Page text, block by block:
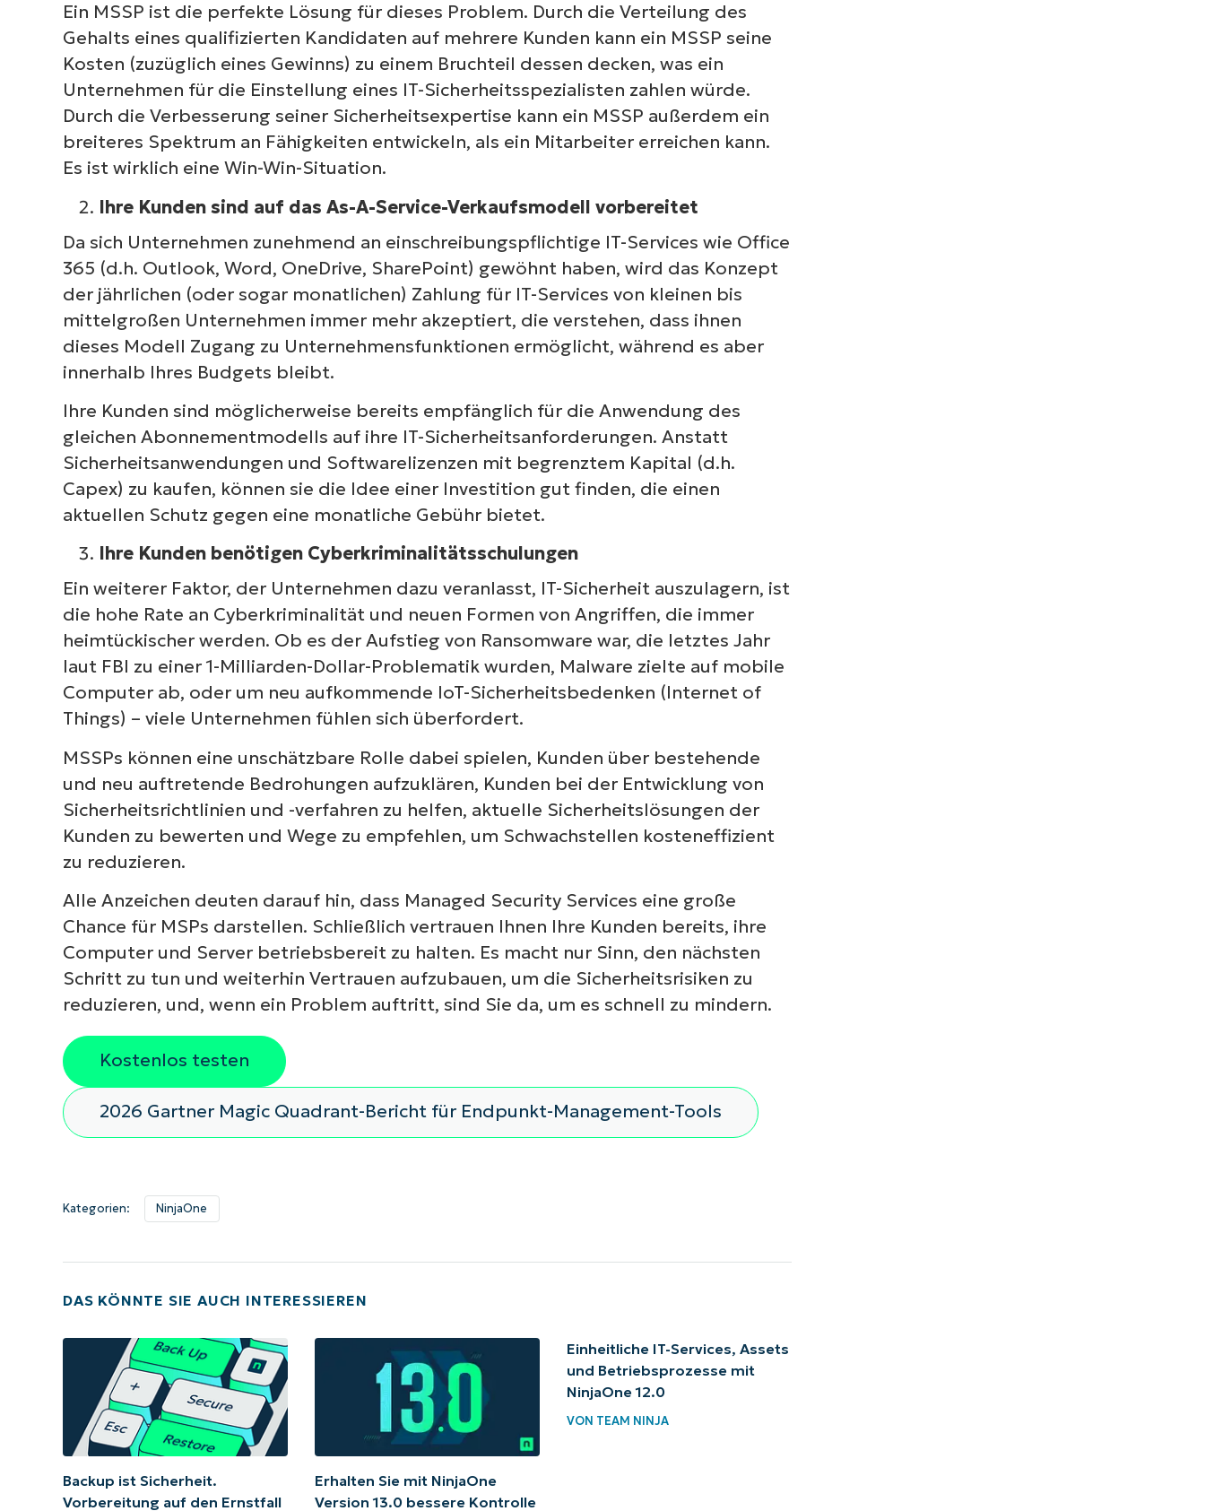
Ein MSSP ist die perfekte Lösung für dieses Problem. Durch die Verteilung des
Gehalts eines qualifizierten Kandidaten auf mehrere Kunden kann ein MSSP seine
Kosten (zuzüglich eines Gewinns) zu einem Bruchteil dessen decken, was ein
Unternehmen für die Einstellung eines IT-Sicherheitsspezialisten zahlen würde.
Durch die Verbesserung seiner Sicherheitsexpertise kann ein MSSP außerdem ein
breiteres Spektrum an Fähigkeiten entwickeln, als ein Mitarbeiter erreichen kann.
Es ist wirklich eine Win-Win-Situation.
Ihre Kunden sind auf das As-A-Service-Verkaufsmodell vorbereitet
Da sich Unternehmen zunehmend an einschreibungspflichtige IT-Services wie Office
365 (d.h. Outlook, Word, OneDrive, SharePoint) gewöhnt haben, wird das Konzept
der jährlichen (oder sogar monatlichen) Zahlung für IT-Services von kleinen bis
mittelgroßen Unternehmen immer mehr akzeptiert, die verstehen, dass ihnen
dieses Modell Zugang zu Unternehmensfunktionen ermöglicht, während es aber
innerhalb Ihres Budgets bleibt.
Ihre Kunden sind möglicherweise bereits empfänglich für die Anwendung des
gleichen Abonnementmodells auf ihre IT-Sicherheitsanforderungen. Anstatt
Sicherheitsanwendungen und Softwarelizenzen mit begrenztem Kapital (d.h.
Capex) zu kaufen, können sie die Idee einer Investition gut finden, die einen
aktuellen Schutz gegen eine monatliche Gebühr bietet.
Ihre Kunden benötigen Cyberkriminalitätsschulungen
Ein weiterer Faktor, der Unternehmen dazu veranlasst, IT-Sicherheit auszulagern, ist
die hohe Rate an Cyberkriminalität und neuen Formen von Angriffen, die immer
heimtückischer werden. Ob es der Aufstieg von Ransomware war, die letztes Jahr
laut FBI zu einer 1-Milliarden-Dollar-Problematik wurden, Malware zielte auf mobile
Computer ab, oder um neu aufkommende IoT-Sicherheitsbedenken (Internet of
Things) – viele Unternehmen fühlen sich überfordert.
MSSPs können eine unschätzbare Rolle dabei spielen, Kunden über bestehende
und neu auftretende Bedrohungen aufzuklären, Kunden bei der Entwicklung von
Sicherheitsrichtlinien und -verfahren zu helfen, aktuelle Sicherheitslösungen der
Kunden zu bewerten und Wege zu empfehlen, um Schwachstellen kosteneffizient
zu reduzieren.
Alle Anzeichen deuten darauf hin, dass Managed Security Services eine große
Chance für MSPs darstellen. Schließlich vertrauen Ihnen Ihre Kunden bereits, ihre
Computer und Server betriebsbereit zu halten. Es macht nur Sinn, den nächsten
Schritt zu tun und weiterhin Vertrauen aufzubauen, um die Sicherheitsrisiken zu
reduzieren, und, wenn ein Problem auftritt, sind Sie da, um es schnell zu mindern.
Kostenlos testen
2026 Gartner Magic Quadrant-Bericht für Endpunkt-Management-Tools
Kategorien: NinjaOne
DAS KÖNNTE SIE AUCH INTERESSIEREN
Backup ist Sicherheit.
Vorbereitung auf den Ernstfall
Erhalten Sie mit NinjaOne
Version 13.0 bessere Kontrolle
Einheitliche IT-Services, Assets
und Betriebsprozesse mit
NinjaOne 12.0
VON TEAM NINJA
Sehen Sie NinjaOne in
Aktion
Sehen Sie sich unsere On-Demand-Demos an und
erfahren Sie, wie NinjaOne IT-Aufgaben wie Endpunkt-
Management, Patching, MDM, Ticketing und mehr
vereinfacht
Demos ansehen